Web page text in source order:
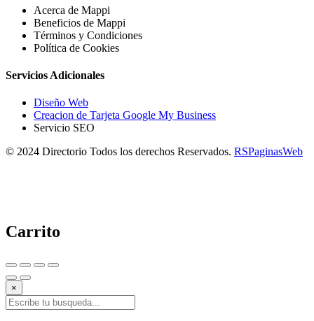
Acerca de Mappi
Beneficios de Mappi
Términos y Condiciones
Política de Cookies
Servicios Adicionales
Diseño Web
Creacion de Tarjeta Google My Business
Servicio SEO
© 2024 Directorio Todos los derechos Reservados. RSPaginasWeb
Carrito
×